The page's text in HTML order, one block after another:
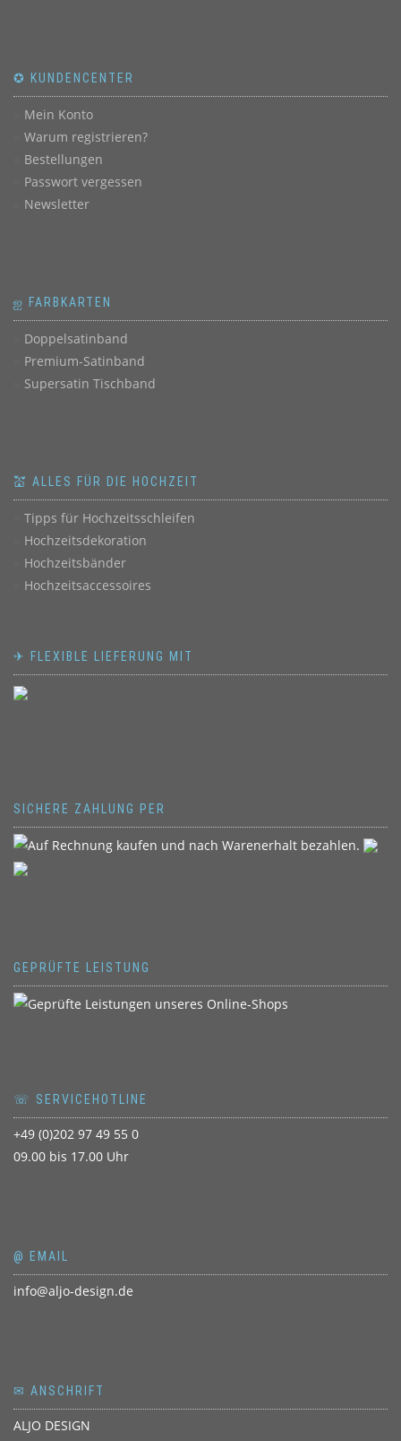
✪ KUNDENCENTER
Mein Konto
Warum registrieren?
Bestellungen
Passwort vergessen
Newsletter
ஐ FARBKARTEN
Doppelsatinband
Premium-Satinband
Supersatin Tischband
💒 ALLES FÜR DIE HOCHZEIT
Tipps für Hochzeitsschleifen
Hochzeitsdekoration
Hochzeitsbänder
Hochzeitsaccessoires
✈ FLEXIBLE LIEFERUNG MIT
SICHERE ZAHLUNG PER
GEPRÜFTE LEISTUNG
☏ SERVICEHOTLINE
+49 (0)202 97 49 55 0
09.00 bis 17.00 Uhr
@ EMAIL
info@aljo-design.de
✉ ANSCHRIFT
ALJO DESIGN